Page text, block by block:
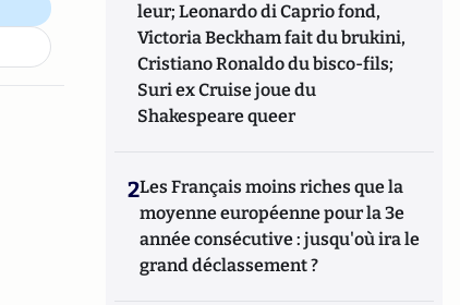
leur; Leonardo di Caprio fond,
Victoria Beckham fait du brukini,
Cristiano Ronaldo du bisco-fils;
Suri ex Cruise joue du
Shakespeare queer
2Les Français moins riches que la
moyenne européenne pour la 3e
année consécutive : jusqu'où ira le
grand déclassement ?